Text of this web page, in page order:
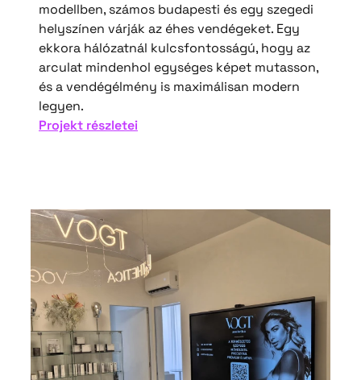
modellben, számos budapesti és egy szegedi
helyszínen várják az éhes vendégeket. Egy
ekkora hálózatnál kulcsfontosságú, hogy az
arculat mindenhol egységes képet mutasson,
és a vendégélmény is maximálisan modern
legyen.
Projekt részletei:
hatékony
franchise-
kommunikáció
hummusbar
éttermekben